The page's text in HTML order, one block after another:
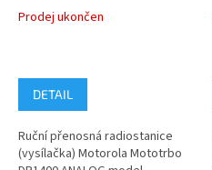
Prodej ukončen
DETAIL
Ruční přenosná radiostanice
(vysílačka) Motorola Mototrbo